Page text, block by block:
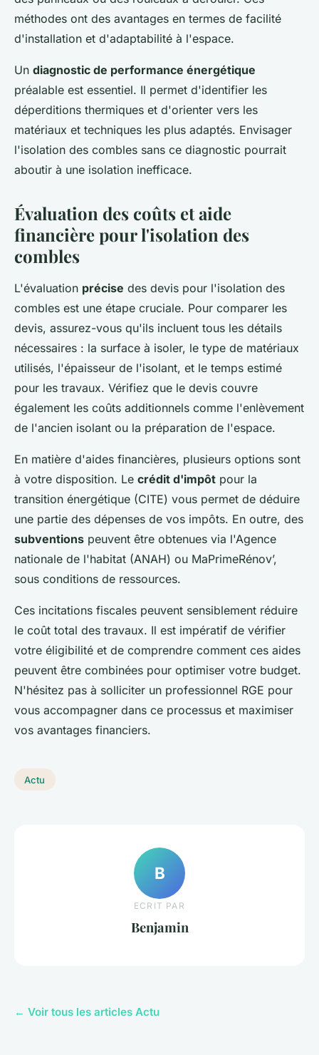
méthodes ont des avantages en termes de facilité
d'installation et d'adaptabilité à l'espace.
Un diagnostic de performance énergétique
préalable est essentiel. Il permet d'identifier les
déperditions thermiques et d'orienter vers les
matériaux et techniques les plus adaptés. Envisager
l'isolation des combles sans ce diagnostic pourrait
aboutir à une isolation inefficace.
Évaluation des coûts et aide
financière pour l'isolation des
combles
L'évaluation précise des devis pour l'isolation des
combles est une étape cruciale. Pour comparer les
devis, assurez-vous qu'ils incluent tous les détails
nécessaires : la surface à isoler, le type de matériaux
utilisés, l'épaisseur de l'isolant, et le temps estimé
pour les travaux. Vérifiez que le devis couvre
également les coûts additionnels comme l'enlèvement
de l'ancien isolant ou la préparation de l'espace.
En matière d'aides financières, plusieurs options sont
à votre disposition. Le crédit d'impôt pour la
transition énergétique (CITE) vous permet de déduire
une partie des dépenses de vos impôts. En outre, des
subventions peuvent être obtenues via l'Agence
nationale de l'habitat (ANAH) ou MaPrimeRénov’,
sous conditions de ressources.
Ces incitations fiscales peuvent sensiblement réduire
le coût total des travaux. Il est impératif de vérifier
votre éligibilité et de comprendre comment ces aides
peuvent être combinées pour optimiser votre budget.
N'hésitez pas à solliciter un professionnel RGE pour
vous accompagner dans ce processus et maximiser
vos avantages financiers.
Actu
B
ECRIT PAR
Benjamin
← Voir tous les articles Actu